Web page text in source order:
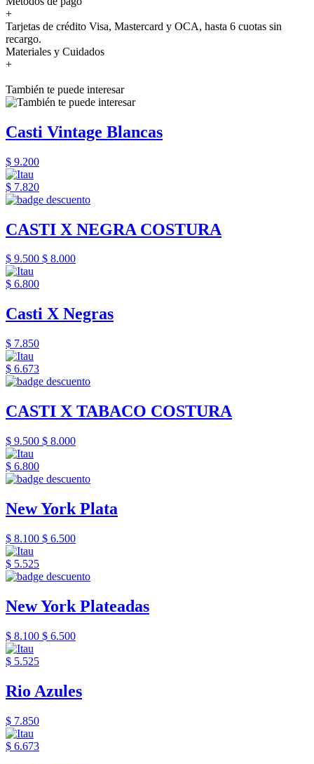
+
Tarjetas de crédito Visa, Mastercard y OCA, hasta 6 cuotas sin
recargo.
Materiales y Cuidados
+
También te puede interesar
Casti Vintage Blancas
$ 9.200
$ 7.820
CASTI X NEGRA COSTURA
$ 9.500 $ 8.000
$ 6.800
Casti X Negras
$ 7.850
$ 6.673
CASTI X TABACO COSTURA
$ 9.500 $ 8.000
$ 6.800
New York Plata
$ 8.100 $ 6.500
$ 5.525
New York Plateadas
$ 8.100 $ 6.500
$ 5.525
Rio Azules
$ 7.850
$ 6.673